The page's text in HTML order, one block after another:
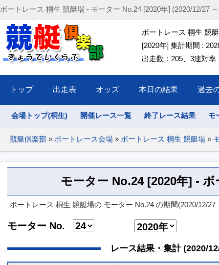
ボートレース 桐生 競艇場 - モーター No.24 [2020年] (2020/12/27
ボートレース 桐生 競
[2020年] 集計期間 :
出走数：205、3連対率
トップ 出走表 オッズ 本日の結果 過去
会場トップ(桐生) 開催レース一覧 終了レース結果 モ
競艇倶楽部 » ボートレース会場 » ボートレース 桐生 競艇場 »
モーター No.24 [2020年] -
ボートレース 桐生 競艇場の モーター No.24 の期間(2020/12/
モーター No.
レース結果・集計 (2020/